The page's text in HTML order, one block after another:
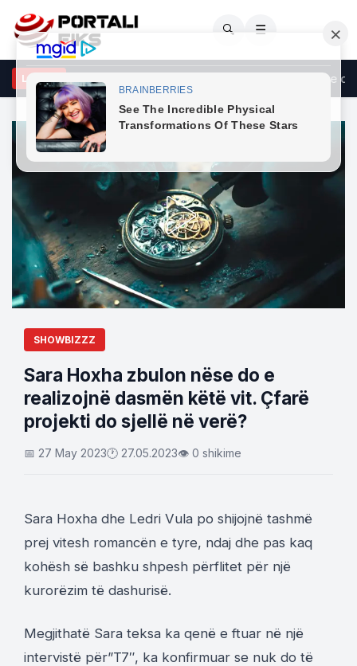
🔍 ☰
LAJME
PDK-ja e gatshme të luajë rolin vendimtar në ndërtimin e
SHOWBIZZZ
Sara Hoxha zbulon nëse do e
realizojnë dasmën këtë vit. Çfarë
projekti do sjellë në verë?
📅 27 May 2023🕐 27.05.2023👁 0 shikime
Sara Hoxha dhe Ledri Vula po shijojnë tashmë
prej vitesh romancën e tyre, ndaj dhe pas kaq
kohësh së bashku shpesh përflitet për një
kurorëzim të dashurisë.
Megjithatë Sara teksa ka qenë e ftuar në një
intervistë për”T7″, ka konfirmuar se nuk do të